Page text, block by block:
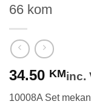
66 kom
34.50 KMinc.
10008A Set